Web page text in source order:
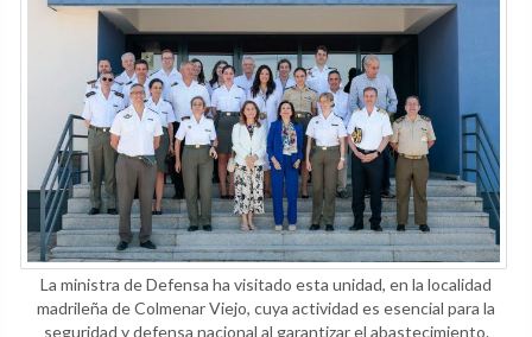
La ministra de Defensa ha visitado esta unidad, en la localidad
madrileña de Colmenar Viejo, cuya actividad es esencial para la
seguridad y defensa nacional al garantizar el abastecimiento.